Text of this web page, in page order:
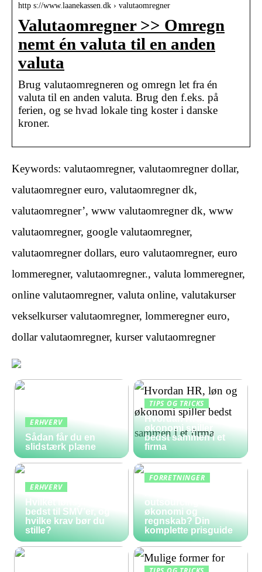
http s://www.laanekassen.dk › valutaomregner
Valutaomregner >> Omregn
nemt én valuta til en anden
valuta
Brug valutaomregneren og omregn let fra én
valuta til en anden valuta. Brug den f.eks. på
ferien, og se hvad lokale ting koster i danske
kroner.
Keywords: valutaomregner, valutaomregner dollar,
valutaomregner euro, valutaomregner dk,
valutaomregner’, www valutaomregner dk, www
valutaomregner, google valutaomregner,
valutaomregner dollars, euro valutaomregner, euro
lommeregner, valutaomregner., valuta lommeregner,
online valutaomregner, valuta online, valutakurser
vekselkurser valutaomregner, lommeregner euro,
dollar valutaomregner, kurser valutaomregner
ERHVERV
Sådan får du en
slidstærk plæne
TIPS OG TRICKS
Hvordan HR, løn og
økonomi spiller
bedst sammen i et
firma
ERHVERV
Hvilket lønsystem er
bedst til SMV’er, og
hvilke krav bør du
stille?
FORRETNINGER
outsourcing af
økonomi og
regnskab? Din
komplette prisguide